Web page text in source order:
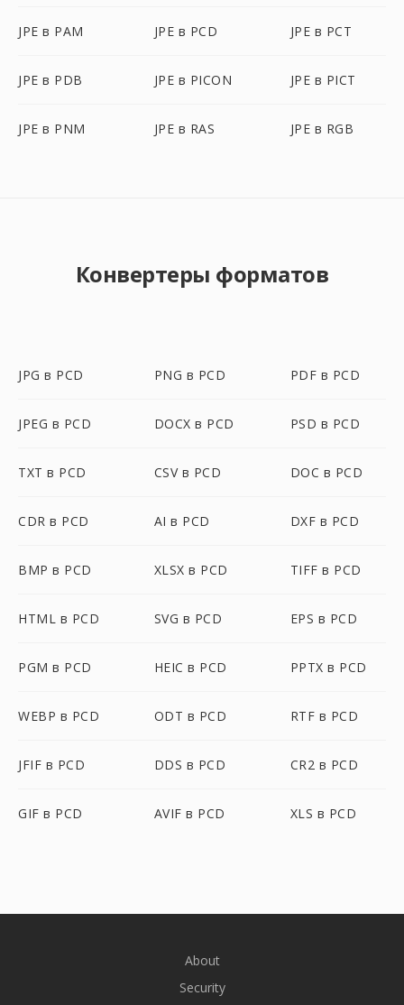
JPE в PAM JPE в PCD JPE в PCT
JPE в PDB JPE в PICON JPE в PICT
JPE в PNM JPE в RAS JPE в RGB
Конвертеры форматов
JPG в PCD PNG в PCD PDF в PCD
JPEG в PCD DOCX в PCD PSD в PCD
TXT в PCD CSV в PCD DOC в PCD
CDR в PCD AI в PCD DXF в PCD
BMP в PCD XLSX в PCD TIFF в PCD
HTML в PCD SVG в PCD EPS в PCD
PGM в PCD HEIC в PCD PPTX в PCD
WEBP в PCD ODT в PCD RTF в PCD
JFIF в PCD DDS в PCD CR2 в PCD
GIF в PCD AVIF в PCD XLS в PCD
About
Security